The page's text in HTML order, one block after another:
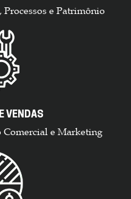
Processos e Patrimônio
VENDAS
Comercial e Marketing